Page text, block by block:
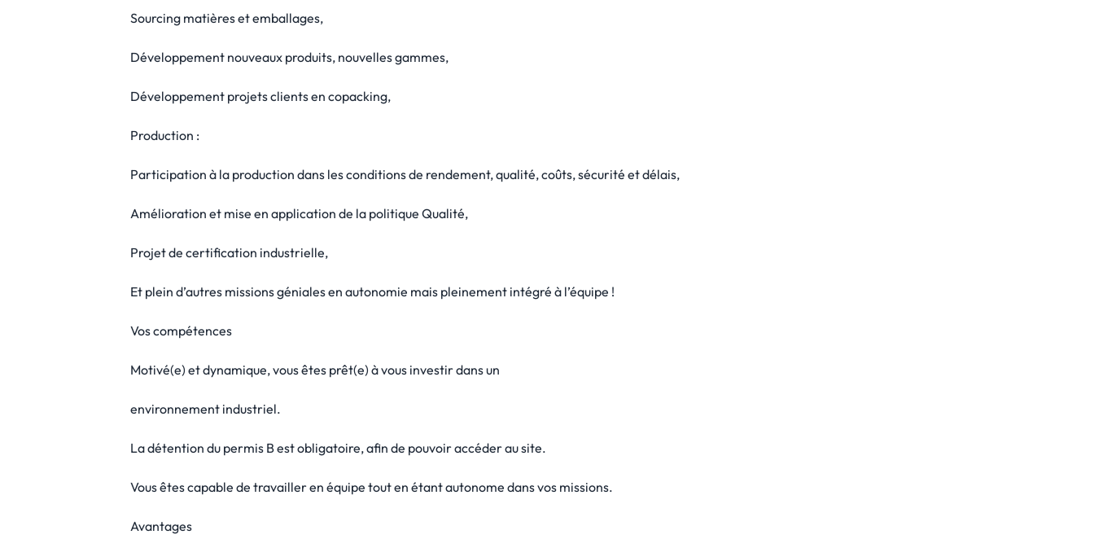
Sourcing matières et emballages,
Développement nouveaux produits, nouvelles gammes,
Développement projets clients en copacking,
Production :
Participation à la production dans les conditions de rendement, qualité, coûts, sécurité et délais,
Amélioration et mise en application de la politique Qualité,
Projet de certification industrielle,
Et plein d’autres missions géniales en autonomie mais pleinement intégré à l’équipe !
Vos compétences
Motivé(e) et dynamique, vous êtes prêt(e) à vous investir dans un
environnement industriel.
La détention du permis B est obligatoire, afin de pouvoir accéder au site.
Vous êtes capable de travailler en équipe tout en étant autonome dans vos missions.
Avantages